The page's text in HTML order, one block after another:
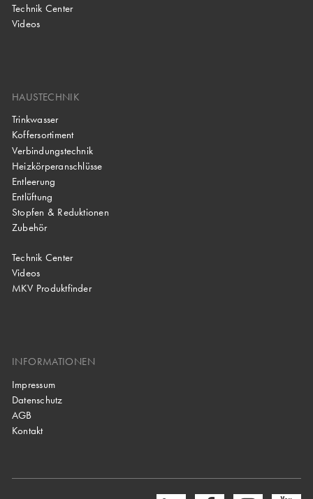
Technik Center
Videos
HAUSTECHNIK
Trinkwasser
Koffersortiment
Verbindungstechnik
Heizkörperanschlüsse
Entleerung
Entlüftung
Stopfen & Reduktionen
Zubehör
Technik Center
Videos
MKV Produktfinder
INFORMATIONEN
Impressum
Datenschutz
AGB
Kontakt